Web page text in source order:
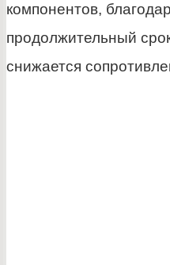
компонентов,
продолжительный
снижается